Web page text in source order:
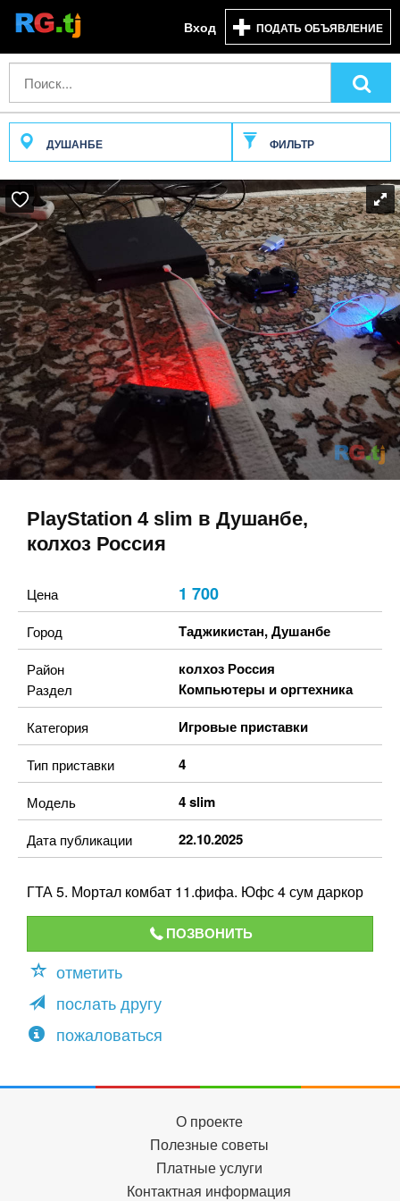
Вход ПОДАТЬ ОБЪЯВЛЕНИЕ
ДУШАНБЕ ФИЛЬТР
PlayStation 4 slim в Душанбе,
колхоз Россия
Цена 1 700
Город Таджикистан,Душанбе
Район колхоз Россия
Раздел Компьютеры и оргтехника
Категория Игровые приставки
Тип приставки 4
Модель 4 slim
Дата публикации 22.10.2025
ГТА 5. Мортал комбат 11.фифа. Юфс 4 сум даркор
ПОЗВОНИТЬ
отметить
послать другу
пожаловаться
О проекте
Полезные советы
Платные услуги
Контактная информация